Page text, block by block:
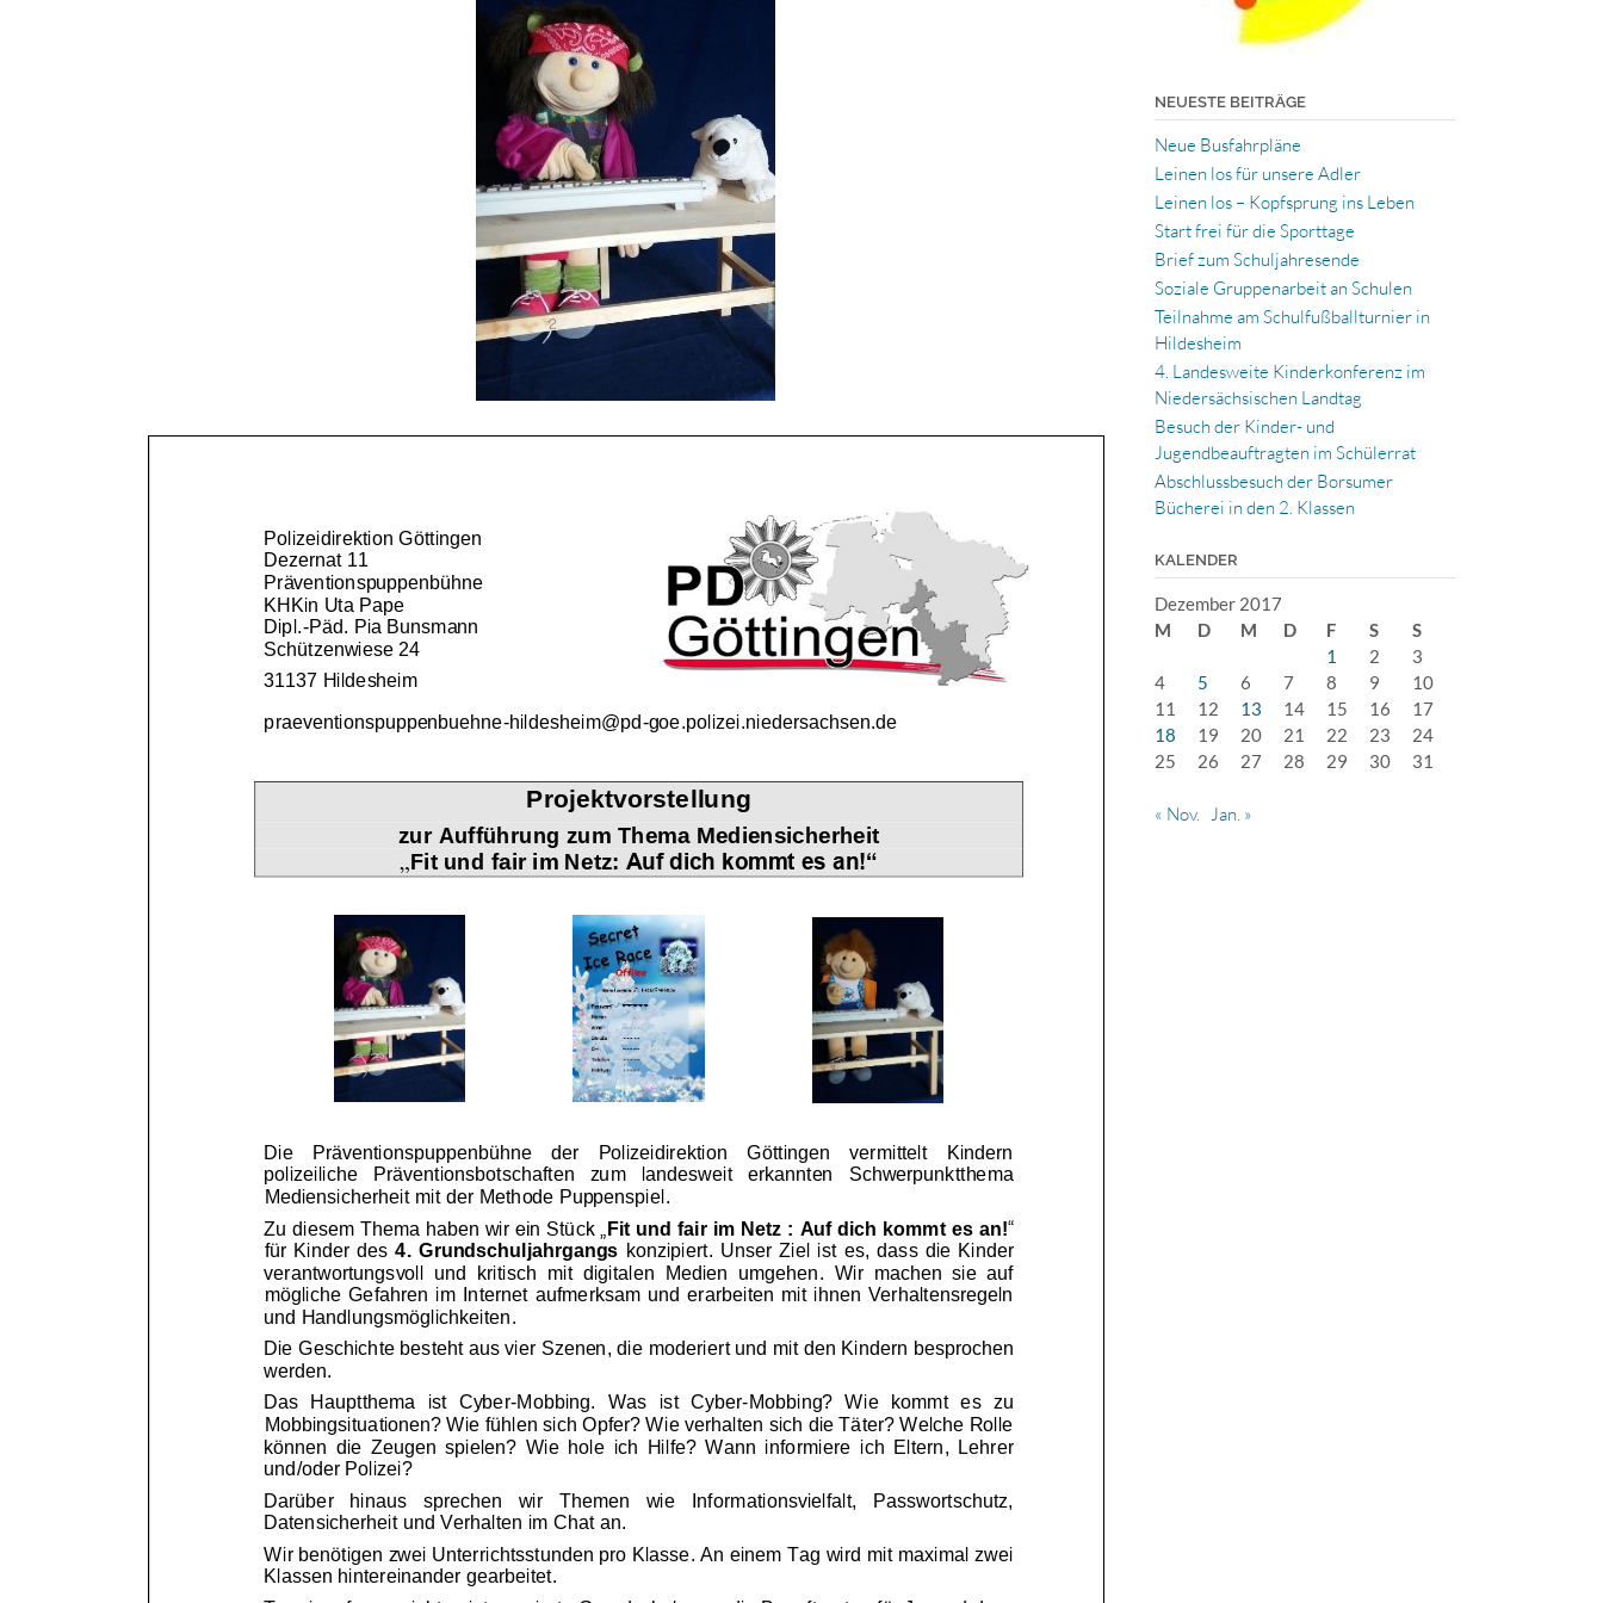
NEUESTE BEITRÄGE
Neue Busfahrpläne
Leinen los für unsere Adler
Leinen los – Kopfsprung ins Leben
Start frei für die Sporttage
Brief zum Schuljahresende
Soziale Gruppenarbeit an Schulen
Teilnahme am Schulfußballturnier in
Hildesheim
4. Landesweite Kinderkonferenz im
Niedersächsischen Landtag
Besuch der Kinder- und
Jugendbeauftragten im Schülerrat
Abschlussbesuch der Borsumer
Bücherei in den 2. Klassen
KALENDER
Dezember 2017
M
D M D F S
S
1
2
3
4
5 6 7 8 9
10
11
12 13 14 15 16
17
18
19 20 21 22 23
24
25
26 27 28 29 30 31
« Nov. Jan. »